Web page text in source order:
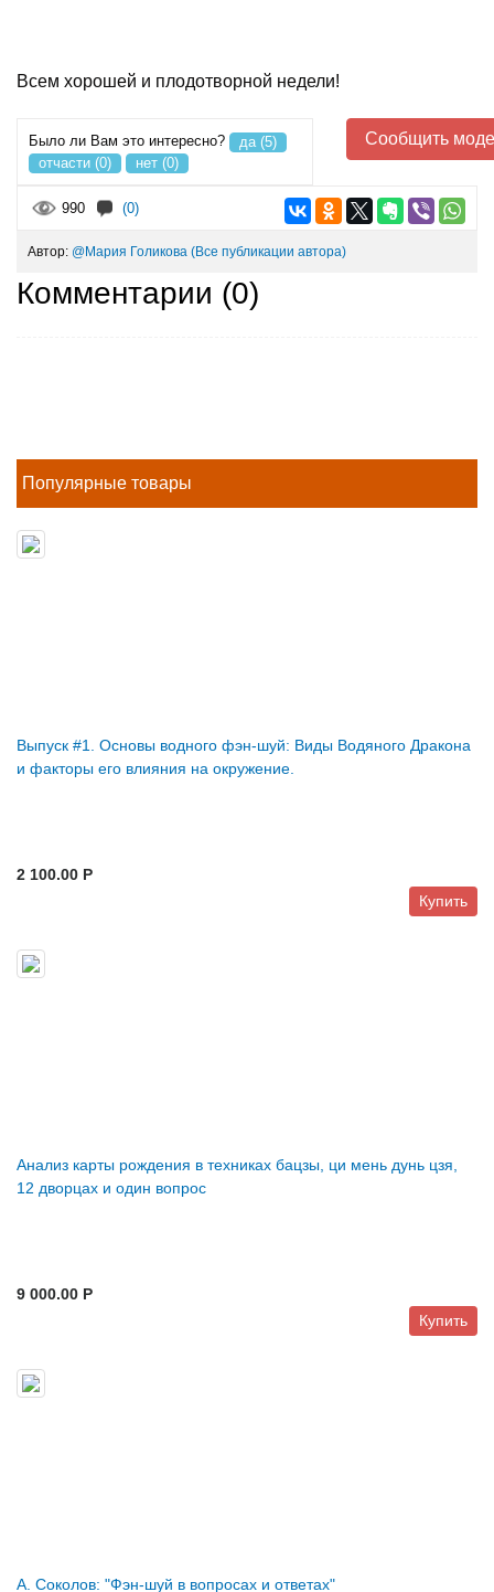
Всем хорошей и плодотворной недели!
Было ли Вам это интересно?
да (5)
отчасти (0)
нет (0)
Сообщить
990 (0)
Автор: @Мария Голикова (Все публикации автора)
Комментарии (0)
Популярные товары
Выпуск #1. Основы водного фэн-шуй: Виды Водяного Дракона
и факторы его влияния на окружение.
2 100.00 P
Купить
Анализ карты рождения в техниках бацзы, ци мень дунь цзя,
12 дворцах и один вопрос
9 000.00 P
Купить
А. Соколов: "Фэн-шуй в вопросах и ответах"